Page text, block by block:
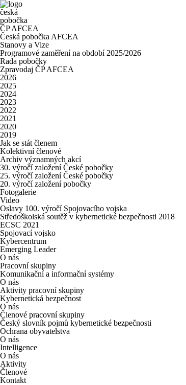
česká
pobočka
ČP AFCEA
Česká pobočka AFCEA
Stanovy a Vize
Programové zaměření na období 2025/2026
Rada pobočky
Zpravodaj ČP AFCEA
2026
2025
2024
2023
2022
2021
2020
2019
Jak se stát členem
Kolektivní členové
Archiv významných akcí
30. výročí založení České pobočky
25. výročí založení České pobočky
20. výročí založení pobočky
Fotogalerie
Video
Oslavy 100. výročí Spojovacího vojska
Středoškolská soutěž v kybernetické bezpečnosti 2018
ECSC 2021
Spojovací vojsko
Kybercentrum
Emerging Leader
O nás
Pracovní skupiny
Komunikační a informační systémy
O nás
Aktivity pracovní skupiny
Kybernetická bezpečnost
O nás
Členové pracovní skupiny
Český slovník pojmů kybernetické bezpečnosti
Ochrana obyvatelstva
O nás
Intelligence
O nás
Aktivity
Členové
Kontakt